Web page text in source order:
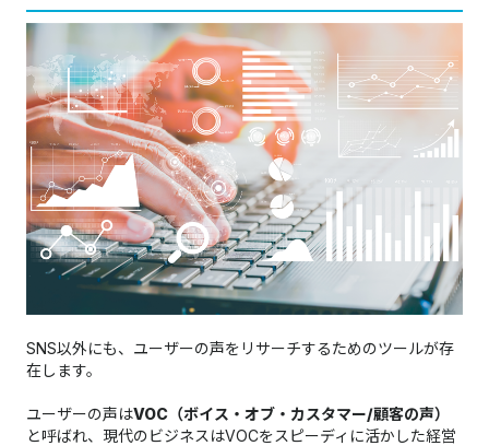
SNS以外にも、ユーザーの声をリサーチするためのツールが存
在します。
ユーザーの声はVOC（ボイス・オブ・カスタマー/顧客の声）
と呼ばれ、現代のビジネスはVOCをスピーディに活かした経営